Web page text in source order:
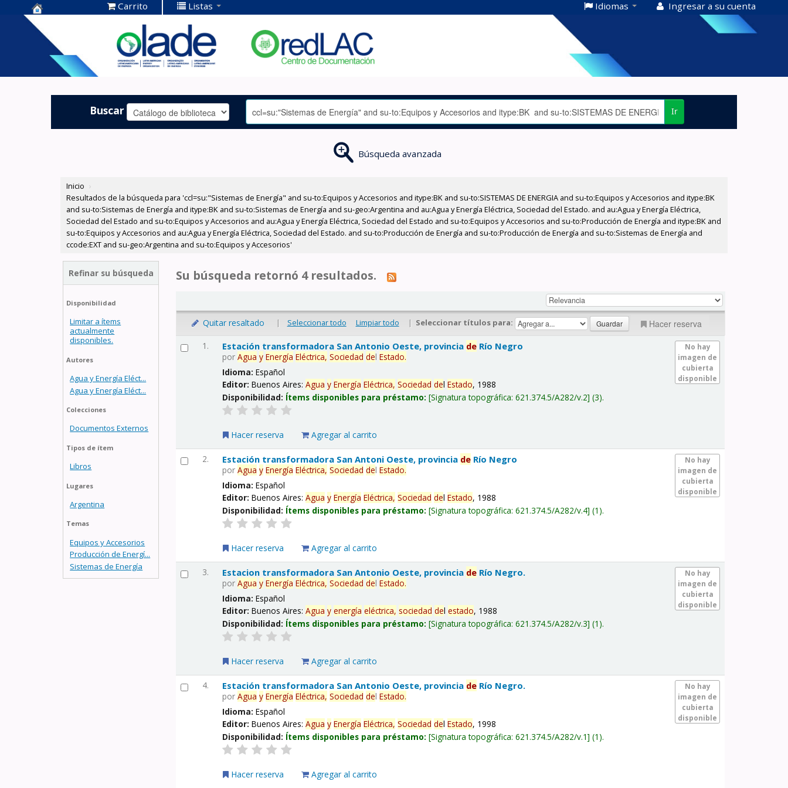
Centro de
Documentación
OLADE -
Carrito Listas Idiomas Ingresar a su cuenta
Buscar Ir
Búsqueda avanzada
Inicio ›
Resultados de la búsqueda para 'ccl=su:"Sistemas de Energía" and su-to:Equipos y Accesorios and itype:BK and su-to:SISTEMAS DE ENERGIA and su-to:Equipos y Accesorios and itype:BK
and su-to:Sistemas de Energía and itype:BK and su-to:Sistemas de Energía and su-geo:Argentina and au:Agua y Energía Eléctrica, Sociedad del Estado. and au:Agua y Energía Eléctrica,
Sociedad del Estado and su-to:Equipos y Accesorios and au:Agua y Energía Eléctrica, Sociedad del Estado and su-to:Equipos y Accesorios and su-to:Producción de Energía and itype:BK and
su-to:Equipos y Accesorios and au:Agua y Energía Eléctrica, Sociedad del Estado. and su-to:Producción de Energía and su-to:Producción de Energía and su-to:Sistemas de Energía and
ccode:EXT and su-geo:Argentina and su-to:Equipos y Accesorios'
Refinar su búsqueda
Disponibilidad
Limitar a ítems
actualmente
disponibles.
Autores
Agua y Energía Eléct...
Agua y Energía Eléct...
Colecciones
Documentos Externos
Tipos de ítem
Libros
Lugares
Argentina
Temas
Equipos y Accesorios
Producción de Energí...
Sistemas de Energía
Su búsqueda retornó 4 resultados.
Quitar resaltado | Seleccionar todo Limpiar todo | Seleccionar títulos para: Hacer reserva
1.
No hay
imagen de
cubierta
disponible
Estación transformadora San Antonio Oeste, provincia de Río Negro
porAgua y Energía Eléctrica, Sociedad delEstado.
Idioma:Español
Editor:Buenos Aires:Agua y Energía Eléctrica, Sociedad delEstado, 1988
Disponibilidad: Ítems disponibles para préstamo: Signatura topográfica:621.374.5/A282/v.2 (3).
Hacer reserva Agregar al carrito
2.
No hay
imagen de
cubierta
disponible
Estación transformadora San Antoni Oeste, provincia de Río Negro
porAgua y Energía Eléctrica, Sociedad delEstado.
Idioma:Español
Editor:Buenos Aires:Agua y Energía Eléctrica, Sociedad delEstado, 1988
Disponibilidad: Ítems disponibles para préstamo: Signatura topográfica:621.374.5/A282/v.4 (1).
Hacer reserva Agregar al carrito
3.
No hay
imagen de
cubierta
disponible
Estacion transformadora San Antonio Oeste, provincia de Río Negro.
porAgua y Energía Eléctrica, Sociedad delEstado.
Idioma:Español
Editor:Buenos Aires:Agua y energía eléctrica, sociedad delestado, 1988
Disponibilidad: Ítems disponibles para préstamo: Signatura topográfica:621.374.5/A282/v.3 (1).
Hacer reserva Agregar al carrito
4.
No hay
imagen de
cubierta
disponible
Estación transformadora San Antonio Oeste, provincia de Río Negro.
porAgua y Energía Eléctrica, Sociedad delEstado.
Idioma:Español
Editor:Buenos Aires:Agua y Energía Eléctrica, Sociedad delEstado, 1998
Disponibilidad: Ítems disponibles para préstamo: Signatura topográfica:621.374.5/A282/v.1 (1).
Hacer reserva Agregar al carrito